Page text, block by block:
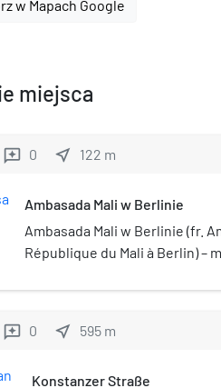
w Mapach Google
miejsca
reviews 0 near_me 122 m
Ambasada Mali w Berlinie
Ambasada Mali w Berlinie (fr.
République du Mali à Berlin) –
Ambasador Republiki Mali w
Republice Estońskiej,
reviews 0 near_me 595 m
Konstanzer Straße